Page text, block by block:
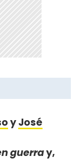
yJosé
guerray,